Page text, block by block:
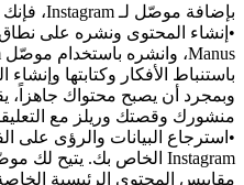
بإضافة موصّل لـ Instagram، فإنك تمكّن Manus من:
• إنشاء المحتوى ونشره على
باستنباط الأفكار وكتابتها
منشورك وقصتك وريلز مع
• استرجاع البيانات والرؤى على
مقاييس المحتوى الرئيسية